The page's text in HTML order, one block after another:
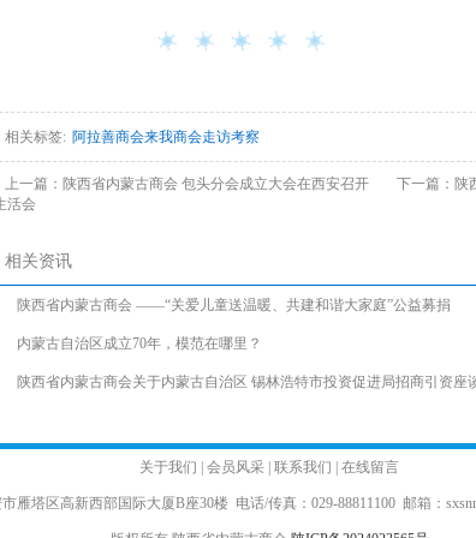
相关标签: 阿拉善商会来我商会走访考察
上一篇： 陕西省内蒙古商会 包头分会成立大会在西安召开 下一篇： 陕
活会
相关资讯
陕西省内蒙古商会 ——“关爱儿童送温暖、共建和谐大家庭”公益募捐
内蒙古自治区成立70年，模范在哪里？
陕西省内蒙古商会关于内蒙古自治区 锡林浩特市投资促进局招商引资座
关于我们 会员风采 联系我们 在线留言
雁塔区高新西部国际大厦B座30楼 电话/传真：029-88811100 邮箱：